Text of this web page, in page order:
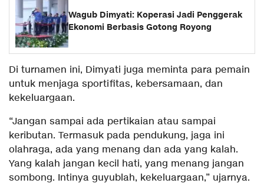
Wagub Dimyati: Koperasi Jadi Penggerak
Ekonomi Berbasis Gotong Royong
Di turnamen ini, Dimyati juga meminta para pemain
untuk menjaga sportifitas, kebersamaan, dan
kekeluargaan.
“Jangan sampai ada pertikaian atau sampai
keributan. Termasuk pada pendukung, jaga ini
olahraga, ada yang menang dan ada yang kalah.
Yang kalah jangan kecil hati, yang menang jangan
sombong. Intinya guyublah, kekeluargaan,” ujarnya.